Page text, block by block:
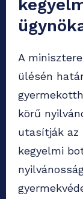
A
ülésén
körű
utasítják az
kegyelmi